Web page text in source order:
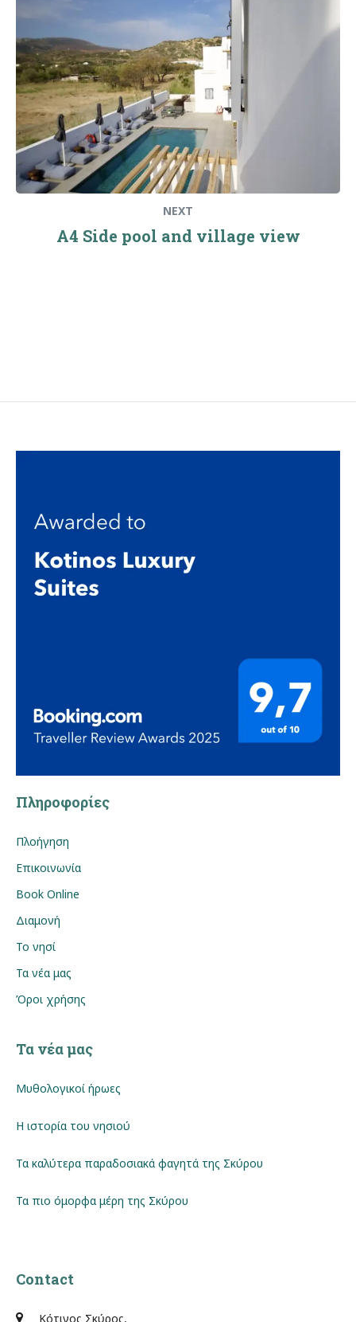
post:
NEXT
A4 Side pool and village view
Πληροφορίες
Πλοήγηση
Επικοινωνία
Book Online
Διαμονή
Το νησί
Τα νέα μας
Όροι χρήσης
Τα νέα μας
Μυθολογικοί ήρωες
Η ιστορία του νησιού
Τα καλύτερα παραδοσιακά φαγητά της Σκύρου
Τα πιο όμορφα μέρη της Σκύρου
Contact
Κότινος Σκύρος,